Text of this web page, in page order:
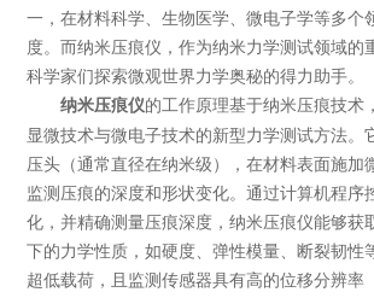
一，在材料科学、生物医学、微电子学等多个
度。而纳米压痕仪，作为纳米力学测试领域的
科学家们探索微观世界力学奥秘的得力助手。
纳米压痕仪的工作原理基于纳米压痕技术
显微技术与微电子技术的新型力学测试方法。
压头（通常直径在纳米级），在材料表面施加
监测压痕的深度和形状变化。通过计算机程序
化，并精确测量压痕深度，纳米压痕仪能够获
下的力学性质，如硬度、弹性模量、断裂韧性
超低载荷，且监测传感器具有高的位移分辨率